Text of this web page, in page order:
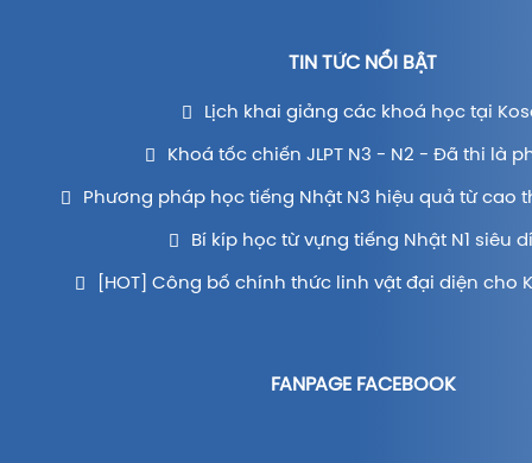
TIN TỨC NỔI BẬT
Lịch khai giảng các khoá học tại
Khoá tốc chiến JLPT N3 - N2 - Đã thi là
Phương pháp học tiếng Nhật N3 hiệu quả từ cao
Bí kíp học từ vựng tiếng Nhật N1 siêu
[HOT] Công bố chính thức linh vật đại diện cho
FANPAGE FACEBOOK